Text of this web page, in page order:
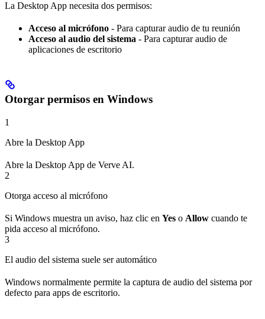
La Desktop App necesita dos permisos:
Acceso al micrófono - Para capturar audio de tu reunión
Acceso al audio del sistema - Para capturar audio de
aplicaciones de escritorio
Otorgar permisos en Windows
1
Abre la Desktop App
Abre la Desktop App de Verve AI.
2
Otorga acceso al micrófono
Si Windows muestra un aviso, haz clic en Yes o Allow cuando te
pida acceso al micrófono.
3
El audio del sistema suele ser automático
Windows normalmente permite la captura de audio del sistema por
defecto para apps de escritorio.